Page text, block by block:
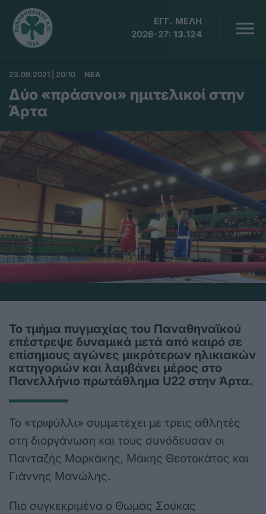
ΕΓΓ. ΜΕΛΗ
2026-27: 13.124
23.09.2021 | 20:10 ΝΕΑ
Δύο «πράσινοι» ημιτελικοί στην
Άρτα
Το τμήμα πυγμαχίας του Παναθηναϊκού
επέστρεψε δυναμικά μετά από καιρό σε
επίσημους αγώνες μικρότερων ηλικιακών
κατηγοριών και λαμβάνει μέρος στο
Πανελλήνιο πρωτάθλημα U22 στην Άρτα.
Το «τριφύλλι» συμμετέχει με τρεις αθλητές
στη διοργάνωση και τους συνόδευσαν οι
Πανταζής Μαρκάκης, Μάκης Θεοτοκάτος και
Γιάννης Μανώλης.
Πιο συγκεκριμένα ο Θωμάς Σούκας